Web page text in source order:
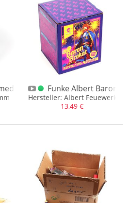
Warrior 1.4 GFunke Albert Baron
Hersteller: Albert Feuewerk
13,49 €